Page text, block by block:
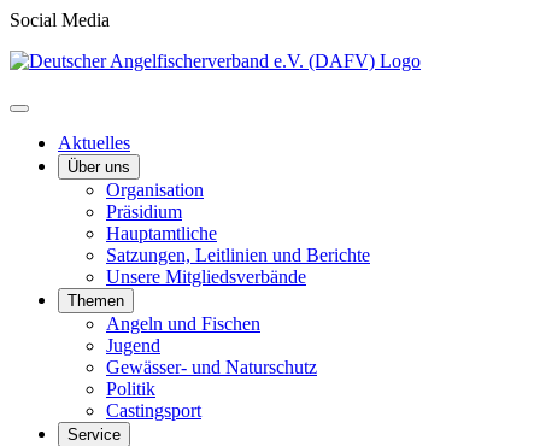
Social Media
Aktuelles
Über uns
Organisation
Präsidium
Hauptamtliche
Satzungen, Leitlinien und Berichte
Unsere Mitgliedsverbände
Themen
Angeln und Fischen
Jugend
Gewässer- und Naturschutz
Politik
Castingsport
Service